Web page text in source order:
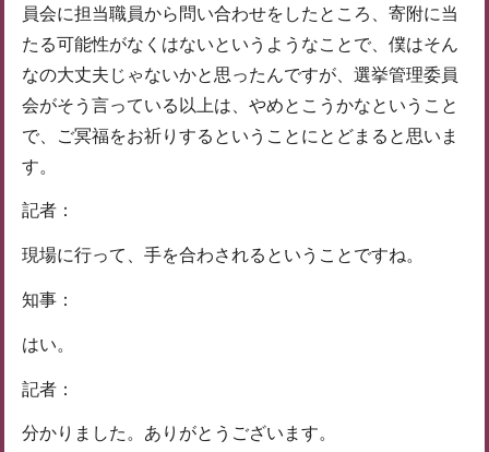
員会に担当職員から問い合わせをしたところ、寄附に当
たる可能性がなくはないというようなことで、僕はそん
なの大丈夫じゃないかと思ったんですが、選挙管理委員
会がそう言っている以上は、やめとこうかなということ
で、ご冥福をお祈りするということにとどまると思いま
す。
記者：
現場に行って、手を合わされるということですね。
知事：
はい。
記者：
分かりました。ありがとうございます。